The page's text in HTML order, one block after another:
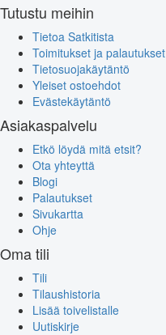
Tutustu meihin
Tietoa Satkitista
Toimitukset ja palautukset
Tietosuojakäytäntö
Yleiset ostoehdot
Evästekäytäntö
Asiakaspalvelu
Etkö löydä mitä etsit?
Ota yhteyttä
Blogi
Palautukset
Sivukartta
Ohje
Oma tili
Tili
Tilaushistoria
Lisää toivelistalle
Uutiskirje